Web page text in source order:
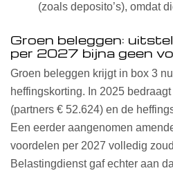
(zoals deposito’s), omdat
Groen beleggen:
per 2027 bijna geen
Groen beleggen krijgt in box 3
heffingskorting. In 2025
(partners € 52.624) en de
Een eerder aangenomen
voordelen per 2027 volledig
Belastingdienst gaf echter aan